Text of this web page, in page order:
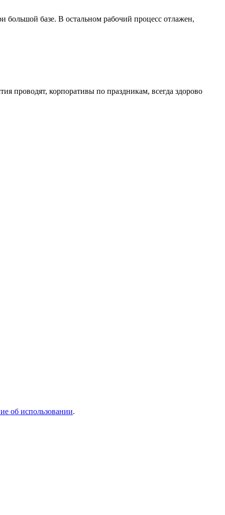
большой базе. В остальном рабочий процесс отлажен,
проводят, корпоративы по праздникам, всегда здорово
об использовании.